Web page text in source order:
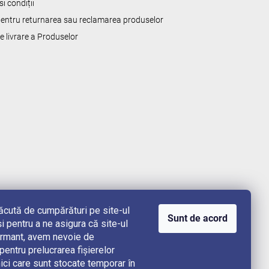
de cumpărături pe site-ul
pentru a ne asigura că site-ul
avem nevoie de
prelucrarea fișierelor
care sunt stocate temporar în
Sunt de acord
condiții
returnarea sau reclamarea produselor
livrare a Produselor